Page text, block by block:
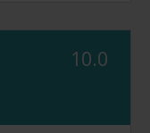
10.0